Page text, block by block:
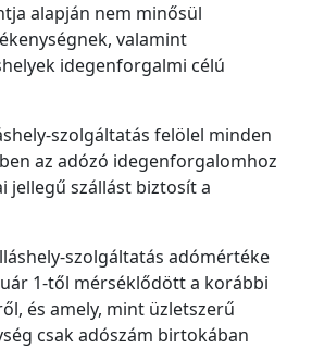
alapján nem minősül
valamint
idegenforgalmi célú
szolgáltatás felölel minden
az adózó idegenforgalomhoz
jellegű szállást biztosít a
szolgáltatás adómértéke
1-től mérséklődött a korábbi
és amely, mint üzletszerű
csak adószám birtokában